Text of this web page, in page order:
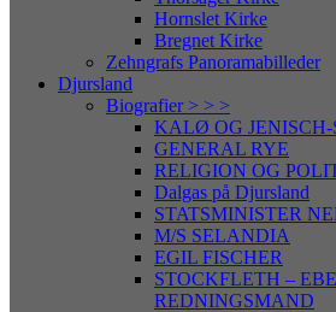
Hornslet Kirke
Bregnet Kirke
Zehngrafs Panoramabilleder
Djursland
Biografier > > >
KALØ OG
GENERAL RYE
RELIGION OG
Dalgas på Djursland
STATSMINISTER
M/S SELANDIA
EGIL FISCHER
STOCKFLETH –
REDNINGSMAND